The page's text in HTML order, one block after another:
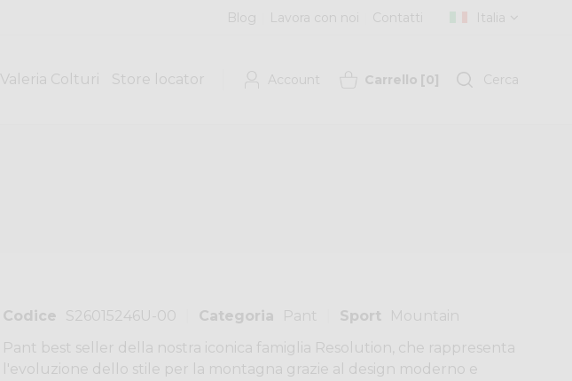
Blog Lavora con noi Contatti Italia
Valeria Colturi Store locator Account Carrello [0] Cerca
Codice S26015246U-00 Categoria Pant Sport
Mountain
Pant best seller della nostra iconica famiglia Resolution, che rappresenta
l'evoluzione dello stile per la montagna grazie al design moderno e